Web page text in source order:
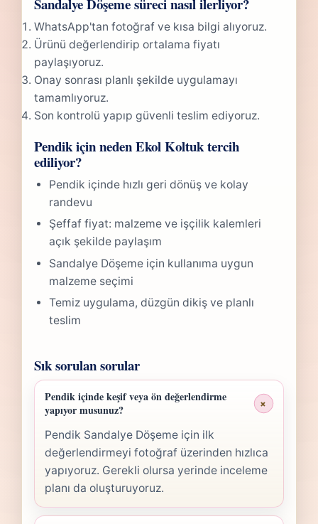
Sandalye Döşeme süreci nasıl ilerliyor?
WhatsApp'tan fotoğraf ve kısa bilgi alıyoruz.
Ürünü değerlendirip ortalama fiyatı
paylaşıyoruz.
Onay sonrası planlı şekilde uygulamayı
tamamlıyoruz.
Son kontrolü yapıp güvenli teslim ediyoruz.
Pendik için neden Ekol Koltuk tercih
ediliyor?
Pendik içinde hızlı geri dönüş ve kolay
randevu
Şeffaf fiyat: malzeme ve işçilik kalemleri
açık şekilde paylaşım
Sandalye Döşeme için kullanıma uygun
malzeme seçimi
Temiz uygulama, düzgün dikiş ve planlı
teslim
Sık sorulan sorular
Pendik içinde keşif veya ön değerlendirme
yapıyor musunuz?
+
Pendik Sandalye Döşeme için ilk
değerlendirmeyi fotoğraf üzerinden hızlıca
yapıyoruz. Gerekli olursa yerinde inceleme
planı da oluşturuyoruz.